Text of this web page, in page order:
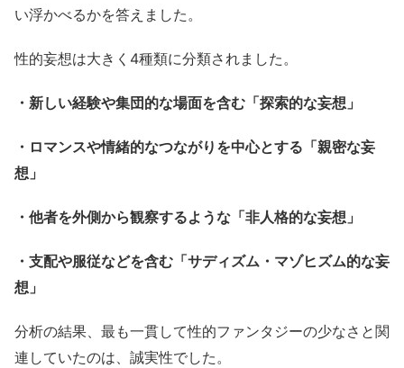
い浮かべるかを答えました。
性的妄想は大きく4種類に分類されました。
・新しい経験や集団的な場面を含む「探索的な妄想」
・ロマンスや情緒的なつながりを中心とする「親密な妄
想」
・他者を外側から観察するような「非人格的な妄想」
・支配や服従などを含む「サディズム・マゾヒズム的な妄
想」
分析の結果、最も一貫して性的ファンタジーの少なさと関
連していたのは、誠実性でした。